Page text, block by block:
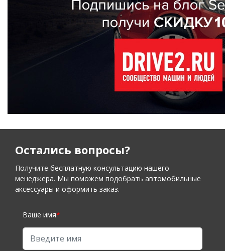
Остались вопросы?
Получите бесплатную консультацию нашего
менеджера. Мы поможем подобрать автомобильные
аксессуары и оформить заказ.
Ваше имя*